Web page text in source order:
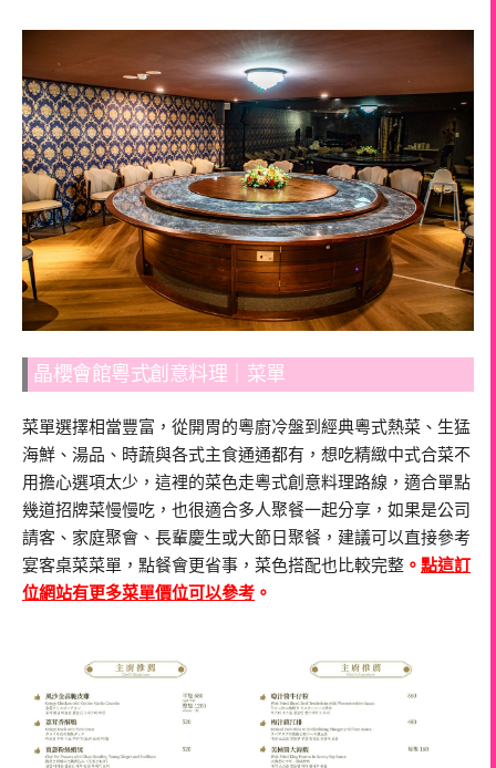
晶櫻會館粵式創意料理｜菜單
菜單選擇相當豐富，從開胃的粵廚冷盤到經典粵式熱菜、生猛
海鮮、湯品、時蔬與各式主食通通都有，想吃精緻中式合菜不
用擔心選項太少，這裡的菜色走粵式創意料理路線，適合單點
幾道招牌菜慢慢吃，也很適合多人聚餐一起分享，如果是公司
請客、家庭聚會、長輩慶生或大節日聚餐，建議可以直接參考
宴客桌菜菜單，點餐會更省事，菜色搭配也比較完整 。 點這訂
位網站有更多菜單價位可以參考 。